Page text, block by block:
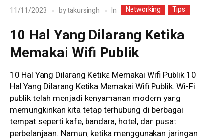
11/11/2023 bytakursingh In Networking Tips
10 Hal Yang Dilarang Ketika
Memakai Wifi Publik
10 Hal Yang Dilarang Ketika Memakai Wifi Publik 10
Hal Yang Dilarang Ketika Memakai Wifi Publik. Wi-Fi
publik telah menjadi kenyamanan modern yang
memungkinkan kita tetap terhubung di berbagai
tempat seperti kafe, bandara, hotel, dan pusat
perbelanjaan. Namun, ketika menggunakan jaringan